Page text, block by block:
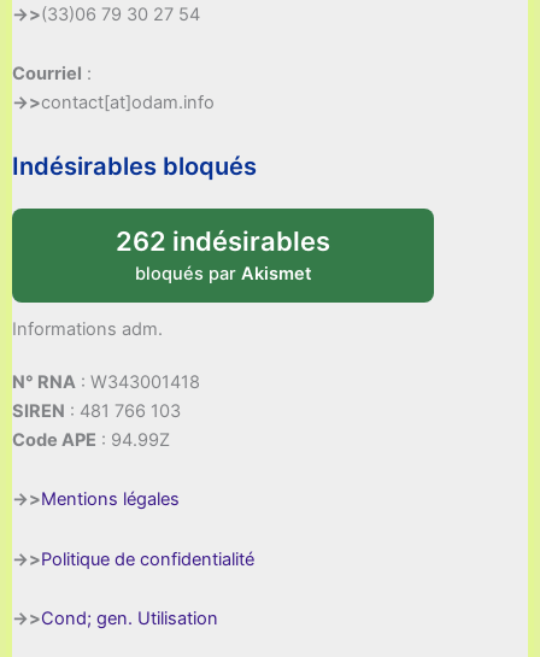
->>(33)06 79 30 27 54
Courriel :
->>contact[at]odam.info
Indésirables bloqués
262 indésirables
bloqués par Akismet
Informations adm.
N° RNA : W343001418
SIREN : 481 766 103
Code APE : 94.99Z
->>Mentions légales
->>Politique de confidentialité
->>Cond; gen. Utilisation